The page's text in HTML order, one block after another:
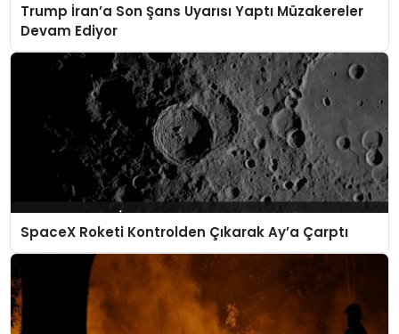
Trump İran’a Son Şans Uyarısı Yaptı Müzakereler
Devam Ediyor
SpaceX Roketi Kontrolden Çıkarak Ay’a Çarptı